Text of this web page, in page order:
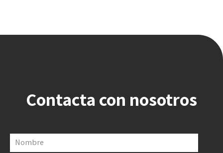
Contacta con nosotros
Nombre